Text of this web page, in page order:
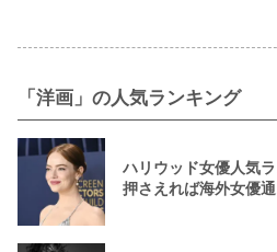
「洋画」の人気ランキング
ハリウッド女優人気
押さえれば海外女優